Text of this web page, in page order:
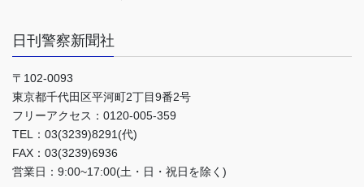
日刊警察新聞社
〒102-0093
東京都千代田区平河町2丁目9番2号
フリーアクセス：0120-005-359
TEL：03(3239)8291(代)
FAX：03(3239)6936
営業日：9:00~17:00(土・日・祝日を除く)